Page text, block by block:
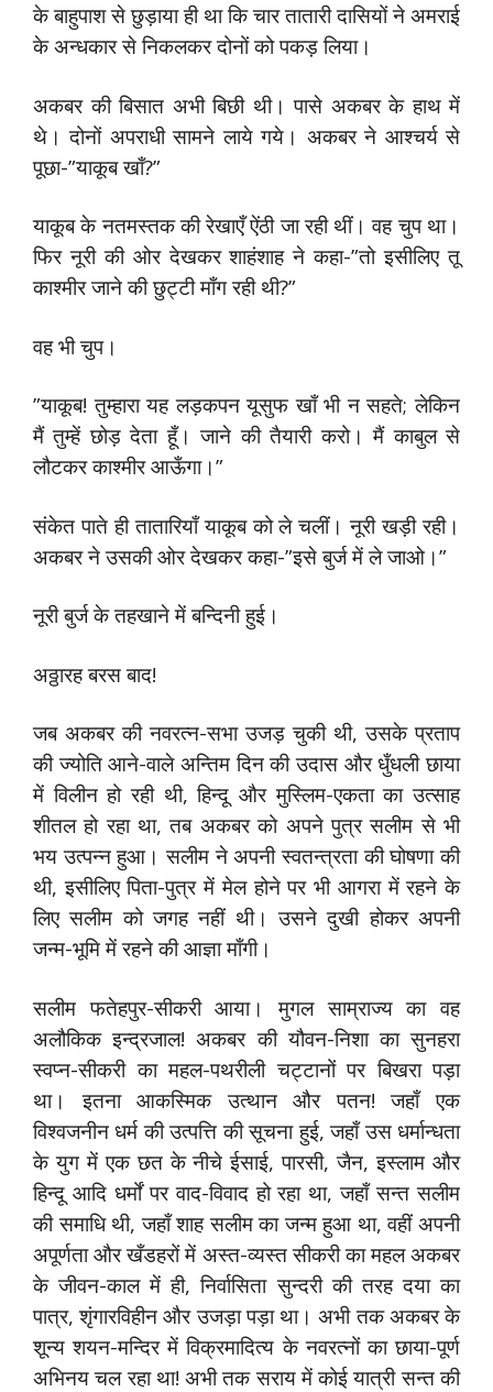
के बाहुपाश से छुड़ाया ही था कि चार तातारी दासियों ने अमराई
के अन्धकार से निकलकर दोनों को पकड़ लिया।
अकबर की बिसात अभी बिछी थी। पासे अकबर के हाथ में
थे। दोनों अपराधी सामने लाये गये। अकबर ने आश्चर्य से
पूछा-”याकूब खाँ?”
याकूब के नतमस्तक की रेखाएँ ऐंठी जा रही थीं। वह चुप था।
फिर नूरी की ओर देखकर शाहंशाह ने कहा-”तो इसीलिए तू
काश्मीर जाने की छुट्टी माँग रही थी?”
वह भी चुप।
”याकूब! तुम्हारा यह लड़कपन यूसुफ खाँ भी न सहते; लेकिन
मैं तुम्हें छोड़ देता हूँ। जाने की तैयारी करो। मैं काबुल से
लौटकर काश्मीर आऊँगा।”
संकेत पाते ही तातारियाँ याकूब को ले चलीं। नूरी खड़ी रही।
अकबर ने उसकी ओर देखकर कहा-”इसे बुर्ज में ले जाओ।”
नूरी बुर्ज के तहखाने में बन्दिनी हुई।
अठ्ठारह बरस बाद!
जब अकबर की नवरत्न-सभा उजड़ चुकी थी, उसके प्रताप
की ज्योति आने-वाले अन्तिम दिन की उदास और धुँधली छाया
में विलीन हो रही थी, हिन्दू और मुस्लिम-एकता का उत्साह
शीतल हो रहा था, तब अकबर को अपने पुत्र सलीम से भी
भय उत्पन्न हुआ। सलीम ने अपनी स्वतन्त्रता की घोषणा की
थी, इसीलिए पिता-पुत्र में मेल होने पर भी आगरा में रहने के
लिए सलीम को जगह नहीं थी। उसने दुखी होकर अपनी
जन्म-भूमि में रहने की आज्ञा माँगी।
सलीम फतेहपुर-सीकरी आया। मुगल साम्राज्य का वह
अलौकिक इन्द्रजाल! अकबर की यौवन-निशा का सुनहरा
स्वप्न-सीकरी का महल-पथरीली चट्टानों पर बिखरा पड़ा
था। इतना आकस्मिक उत्थान और पतन! जहाँ एक
विश्वजनीन धर्म की उत्पत्ति की सूचना हुई, जहाँ उस धर्मान्धता
के युग में एक छत के नीचे ईसाई, पारसी, जैन, इस्लाम और
हिन्दू आदि धर्मों पर वाद-विवाद हो रहा था, जहाँ सन्त सलीम
की समाधि थी, जहाँ शाह सलीम का जन्म हुआ था, वहीं अपनी
अपूर्णता और खँडहरों में अस्त-व्यस्त सीकरी का महल अकबर
के जीवन-काल में ही, निर्वासिता सुन्दरी की तरह दया का
पात्र, शृंगारविहीन और उजड़ा पड़ा था। अभी तक अकबर के
शून्य शयन-मन्दिर में विक्रमादित्य के नवरत्नों का छाया-पूर्ण
अभिनय चल रहा था! अभी तक सराय में कोई यात्री सन्त की